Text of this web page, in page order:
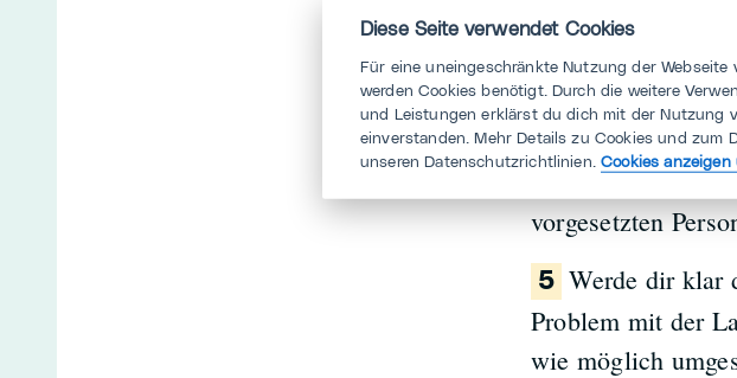
4 Erörtere mit
aus deinen
Halte das
vorgesetzten
5 Werde dir klar
Problem mit der
wie möglich
Diese Seite verwendet Cookies
Für eine uneingeschränkte Nutzung der Webseite
werden Cookies benötigt. Durch die weitere
und Leistungen erklärst du dich mit der Nutzung
einverstanden. Mehr Details zu Cookies und zum
unseren Datenschutzrichtlinien.Cookies